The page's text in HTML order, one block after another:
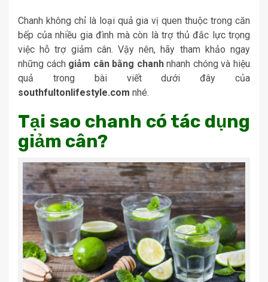
Chanh không chỉ là loại quả gia vị quen thuộc trong căn
bếp của nhiều gia đình mà còn là trợ thủ đắc lực trọng
việc hỗ trợ giảm cân. Vậy nên, hãy tham khảo ngay
những cách giảm cân bằng chanhnhanh chóng và hiệu
quả trong bài viết dưới đây của
southfultonlifestyle.com nhé.
Tại sao chanh có tác dụng
giảm cân?